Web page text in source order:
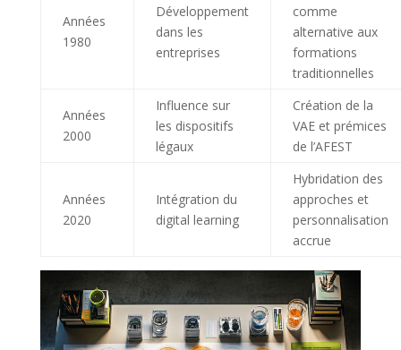
Années
1980
Développement
dans les
entreprises
comme
alternative aux
formations
traditionnelles
Années
2000
Influence sur
les dispositifs
légaux
Création de la
VAE et prémices
de l’AFEST
Années
2020
Intégration du
digital learning
Hybridation des
approches et
personnalisation
accrue